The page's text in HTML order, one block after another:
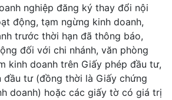
nghiệp đăng ký thay đổi nội
động, tạm ngừng kinh doanh,
trước thời hạn đã thông báo,
đối với chi nhánh, văn phòng
kinh doanh trên Giấy phép đầu tư,
đầu tư (đồng thời là Giấy chứng
doanh) hoặc các giấy tờ có giá trị